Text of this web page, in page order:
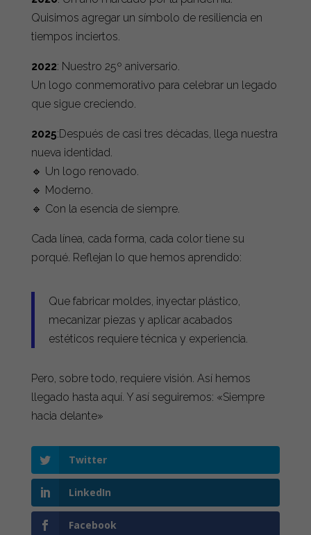
Quisimos agregar un símbolo de resiliencia en
tiempos inciertos.
2022: Nuestro 25º aniversario.
Un logo conmemorativo para celebrar un legado
que sigue creciendo.
2025:Después de casi tres décadas, llega nuestra
nueva identidad.
🔹 Un logo renovado.
🔹 Moderno.
🔹 Con la esencia de siempre.
Cada línea, cada forma, cada color tiene su
porqué. Reflejan lo que hemos aprendido:
Que fabricar moldes, inyectar plástico,
mecanizar piezas y aplicar acabados
estéticos requiere técnica y experiencia.
Pero, sobre todo, requiere visión. Así hemos
llegado hasta aquí. Y así seguiremos: «Siempre
hacia delante»
Twitter
LinkedIn
Facebook